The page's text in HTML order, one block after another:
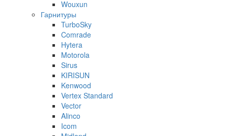
Wouxun
Гарнитуры
TurboSky
Comrade
Hytera
Motorola
Sirus
KIRISUN
Kenwood
Vertex Standard
Vector
Alinco
Icom